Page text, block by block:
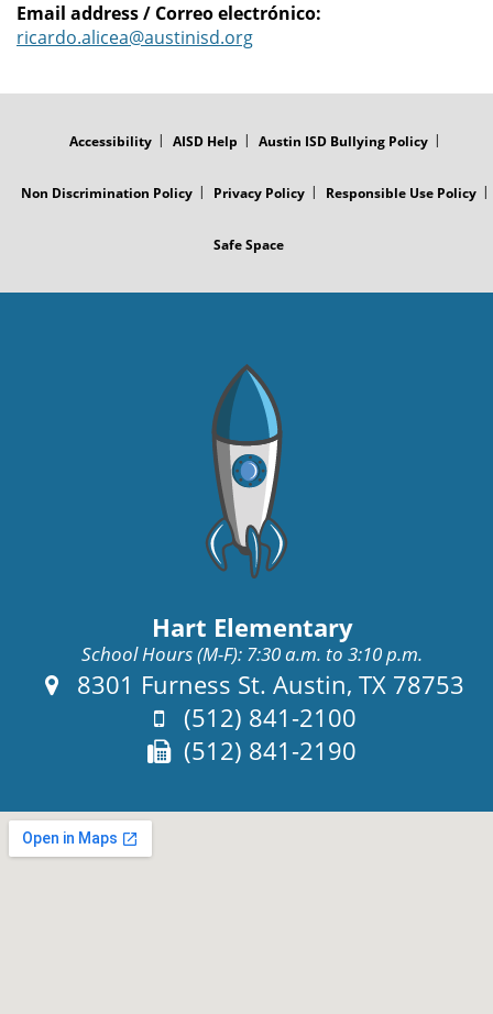
Email address / Correo electrónico:
ricardo.alicea@austinisd.org
Accessibility AISD Help Austin ISD Bullying Policy
Non Discrimination Policy Privacy Policy Responsible Use Policy
Safe Space
Hart Elementary
School Hours (M-F): 7:30 a.m. to 3:10 p.m.
Address:
8301 Furness St. Austin, TX 78753
Phone:
(512) 841-2100
Fax:
(512) 841-2190